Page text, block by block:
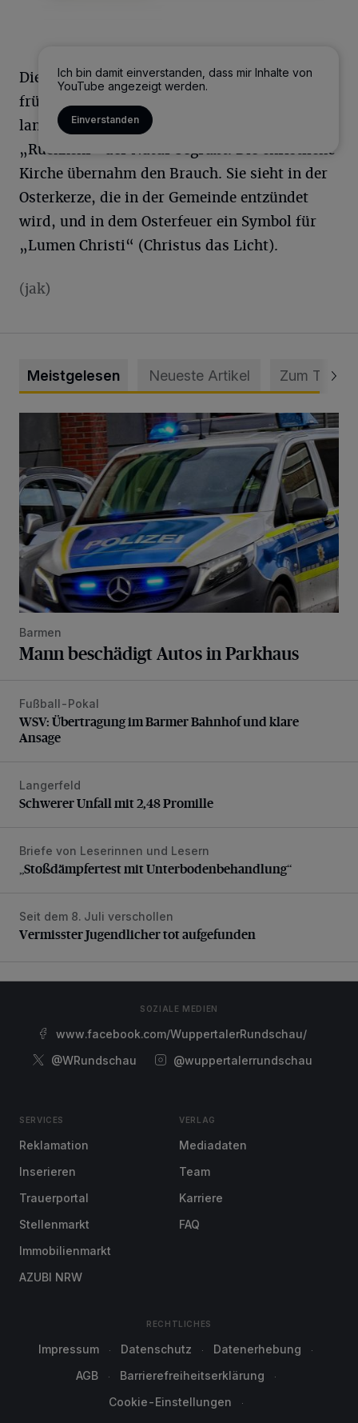
Ich bin damit einverstanden, dass mir Inhalte von
YouTube angezeigt werden.
Einverstanden
Die Osterfeuer haben ihren Ausgangspunkt im
frühen Mittelalter. Damit wurden nach den
langen Wintermonaten der Frühling und die
„Rückkehr“ der Natur begrüßt. Die christliche
Kirche übernahm den Brauch. Sie sieht in der
Osterkerze, die in der Gemeinde entzündet
wird, und in dem Osterfeuer ein Symbol für
„Lumen Christi“ (Christus das Licht).
(jak)
Meistgelesen Neueste Artikel Zum Thema
Mann beschädigt Autos in Parkhaus
Barmen
Mann beschädigt Autos in Parkhaus
WSV: Übertragung im Barmer Bahnhof und klare Ansage
Fußball-Pokal
WSV: Übertragung im Barmer Bahnhof und klare
Ansage
Schwerer Unfall mit 2,48 Promille
Langerfeld
Schwerer Unfall mit 2,48 Promille
„Stoßdämpfertest mit Unterbodenbehandlung“
Briefe von Leserinnen und Lesern
„Stoßdämpfertest mit Unterbodenbehandlung“
Vermisster Jugendlicher tot aufgefunden
Seit dem 8. Juli verschollen
Vermisster Jugendlicher tot aufgefunden
SOZIALE MEDIEN
www.facebook.com/WuppertalerRundschau/
@WRundschau
@wuppertalerrundschau
SERVICES
Reklamation
Inserieren
Trauerportal
Stellenmarkt
Immobilienmarkt
AZUBI NRW
VERLAG
Mediadaten
Team
Karriere
FAQ
RECHTLICHES
Impressum Datenschutz
Datenerhebung
AGB
Barrierefreiheitserklärung
Cookie-Einstellungen